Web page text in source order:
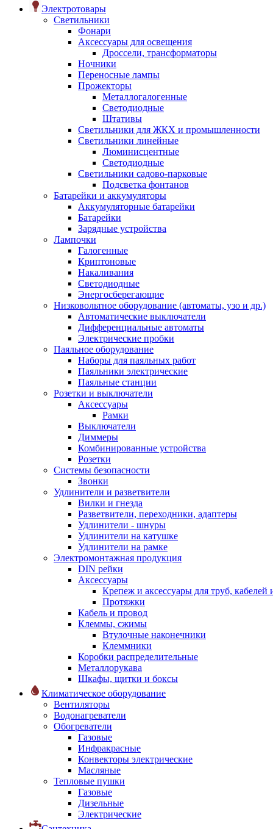
Электротовары
Светильники
Фонари
Аксессуары для освещения
Дроссели, трансформаторы
Ночники
Переносные лампы
Прожекторы
Металлогалогенные
Светодиодные
Штативы
Светильники для ЖКХ и промышленности
Светильники линейные
Люминисцентные
Светодиодные
Светильники садово-парковые
Подсветка фонтанов
Батарейки и аккумуляторы
Аккумуляторные батарейки
Батарейки
Зарядные устройства
Лампочки
Галогенные
Криптоновые
Накаливания
Светодиодные
Энергосберегающие
Низковольтное оборудование (автоматы, узо и др.)
Автоматические выключатели
Дифференциальные автоматы
Электрические пробки
Паяльное оборудование
Наборы для паяльных работ
Паяльники электрические
Паяльные станции
Розетки и выключатели
Аксессуары
Рамки
Выключатели
Диммеры
Комбинированные устройства
Розетки
Системы безопасности
Звонки
Удлинители и разветвители
Вилки и гнезда
Разветвители, переходники, адаптеры
Удлинители - шнуры
Удлинители на катушке
Удлинители на рамке
Электромонтажная продукция
DIN рейки
Аксессуары
Крепеж и аксессуары для труб, кабелей
Протяжки
Кабель и провод
Клеммы, сжимы
Втулочные наконечники
Клеммники
Коробки распределительные
Металлорукава
Шкафы, щитки и боксы
Климатическое оборудование
Вентиляторы
Водонагреватели
Обогреватели
Газовые
Инфракрасные
Конвекторы электрические
Масляные
Тепловые пушки
Газовые
Дизельные
Электрические